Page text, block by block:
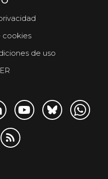
cookies
de uso